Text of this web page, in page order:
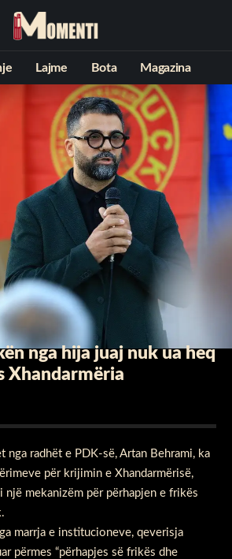
Lajme Bota Magazina
nga hija juaj nuk ua heq
Xhandarmëria
nga radhët e PDK-së, Artan Behrami, ka
për krijimin e Xhandarmërisë,
një mekanizëm për përhapjen e frikës
marrja e institucioneve, qeverisja
përmes “përhapjes së frikës dhe